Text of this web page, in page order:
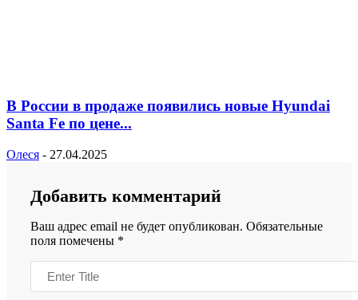
В России в продаже появились новые Hyundai
Santa Fe по цене...
Олеся - 27.04.2025
Добавить комментарий
Ваш адрес email не будет опубликован. Обязательные
поля помечены *